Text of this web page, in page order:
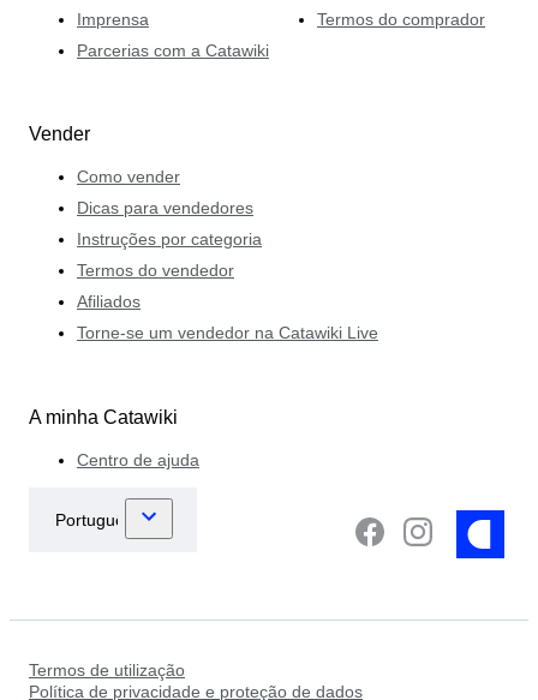
Imprensa
Parcerias com a Catawiki
Termos do comprador
Vender
Como vender
Dicas para vendedores
Instruções por categoria
Termos do vendedor
Afiliados
Torne-se um vendedor na Catawiki Live
A minha Catawiki
Centro de ajuda
Termos de utilização
Política de privacidade e proteção de dados